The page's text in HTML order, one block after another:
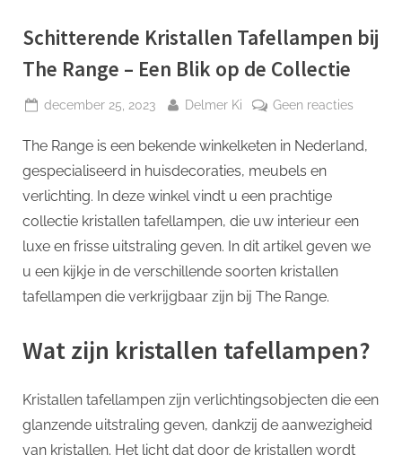
Schitterende Kristallen Tafellampen bij
The Range – Een Blik op de Collectie
Geplaatst
december 25, 2023 Door
Delmer Ki Geen reactiesop
Range
–
The Range is een bekende winkelketen in Nederland,
gespecialiseerd in huisdecoraties, meubels en
verlichting. In deze winkel vindt u een prachtige
collectie kristallen tafellampen, die uw interieur een
luxe en frisse uitstraling geven. In dit artikel geven we
u een kijkje in de verschillende soorten kristallen
tafellampen die verkrijgbaar zijn bij The Range.
Wat zijn kristallen tafellampen?
Kristallen tafellampen zijn verlichtingsobjecten die een
glanzende uitstraling geven, dankzij de aanwezigheid
van kristallen. Het licht dat door de kristallen wordt